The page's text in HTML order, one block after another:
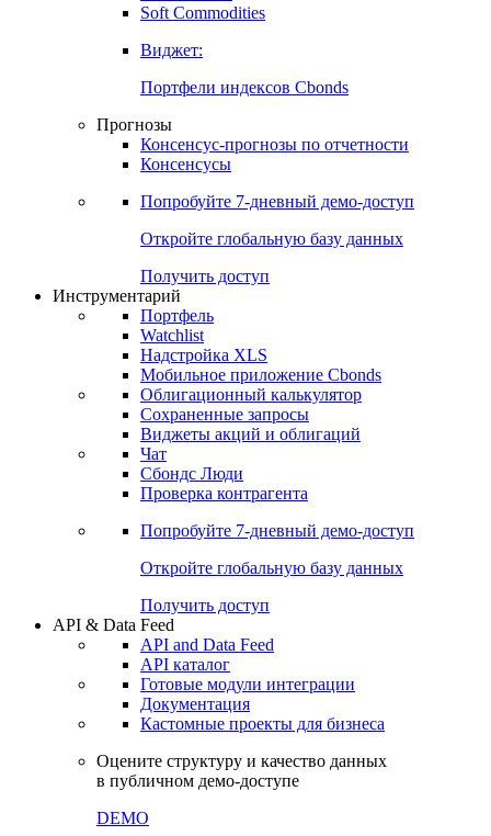
Soft Commodities
Виджет:
Портфели индексов Cbonds
Прогнозы
Консенсус-прогнозы по отчетности
Консенсусы
Попробуйте 7-дневный демо-доступ
Откройте глобальную базу данных
Получить доступ
Инструментарий
Портфель
Watchlist
Надстройка XLS
Мобильное приложение Cbonds
Облигационный калькулятор
Сохраненные запросы
Виджеты акций и облигаций
Чат
Сбондс Люди
Проверка контрагента
Попробуйте 7-дневный демо-доступ
Откройте глобальную базу данных
Получить доступ
API & Data Feed
API and Data Feed
API каталог
Готовые модули интеграции
Документация
Кастомные проекты для бизнеса
Оцените структуру и качество данных
в публичном демо-доступе
DEMO